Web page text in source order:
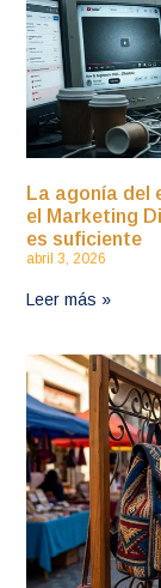
La agonía del
el Marketing
es suficiente
abril 3, 2026
Leer más »